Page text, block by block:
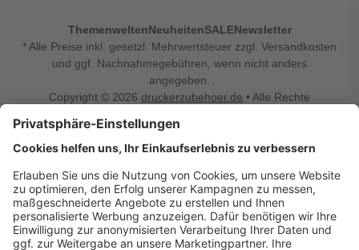
ThemenweltenNeuheitenSALENewsletter
* Alle Preise inkl. gesetzl. Mehrwertsteuer zzgl. Versandkosten
und ggf. Nachnahmegebühren, wenn nicht anders
angegeben.
Copyright © 2026 druckerzubehoer.de • Alle Rechte
Vertrag widerrufen
Druckerzubehoer.de – preiswerte Qualität für Ihr Office
Sie sind auf der Suche nach dem passenden Druckerzubehör
oder Zubehör für das Büro, den Computer oder Ihr
Smartphone? Dann sind Sie bei Druckerzubehoer.de genau
richtig! Unser breites Sortiment bietet unter anderem Tinte
und Toner für alle gängigen Druckermodelle – großer sowie